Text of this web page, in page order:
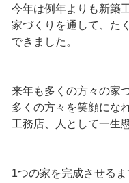
今年は例年よりも新築
家づくりを通して、た
できました。
来年も多くの方々の家
多くの方々を笑顔にな
工務店、人として一生
1つの家を完成させる